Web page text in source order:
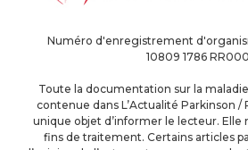
Numéro d'enregistrement
10809 1786
Toute la documentation sur la
contenue dans L’Actualité Parkinson /
unique objet d’informer le lecteur. Elle
fins de traitement. Certains articles